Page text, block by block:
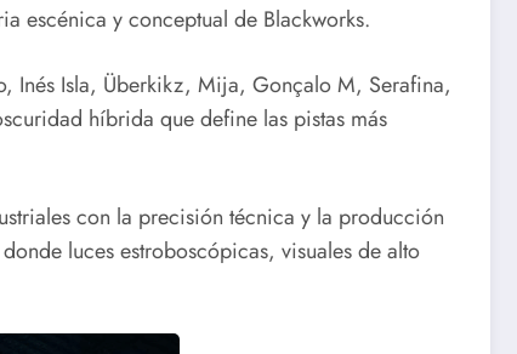
escénica y conceptual de Blackworks.
Inés Isla, Überkikz, Mija, Gonçalo M, Serafina,
híbrida que define las pistas más
con la precisión técnica y la producción
luces estroboscópicas, visuales de alto